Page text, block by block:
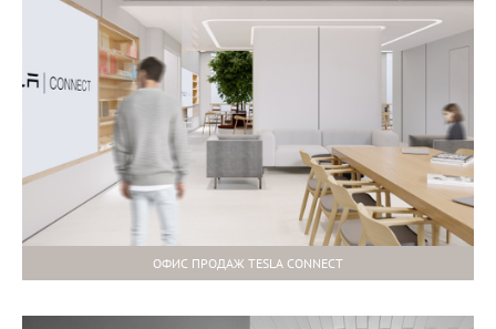
ОФИС ПРОДАЖ TESLA CONNECT